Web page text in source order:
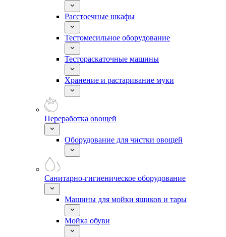
Расстоечные шкафы
Тестомесильное оборудование
Тестораскаточные машины
Хранение и растаривание муки
Переработка овощей
Оборудование для чистки овощей
Санитарно-гигиеническое оборудование
Машины для мойки ящиков и тары
Мойка обуви